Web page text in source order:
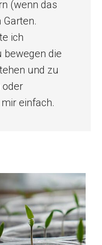
(wenn das
ich
bewegen die
und zu
oder
einfach.